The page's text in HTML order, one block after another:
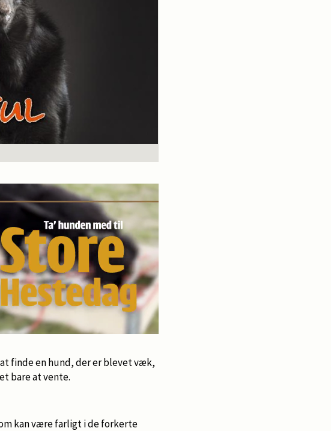
finde en hund, der er blevet væk,
bare at vente.
kan være farligt i de forkerte